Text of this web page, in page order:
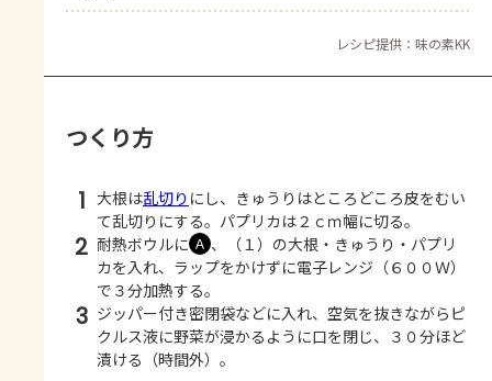
レシピ提供：味の素KK
つくり方
1 大根は乱切り にし、きゅうりはところどころ皮をむい
て乱切りにする。パプリカは２ｃｍ幅に切る。
2 耐熱ボウルに Ａ 、（１）の大根・きゅうり・パプリ
カを入れ、ラップをかけずに電子レンジ（６００Ｗ）
で３分加熱する。
3 ジッパー付き密閉袋などに入れ、空気を抜きながらピ
クルス液に野菜が浸かるように口を閉じ、３０分ほど
漬ける（時間外）。